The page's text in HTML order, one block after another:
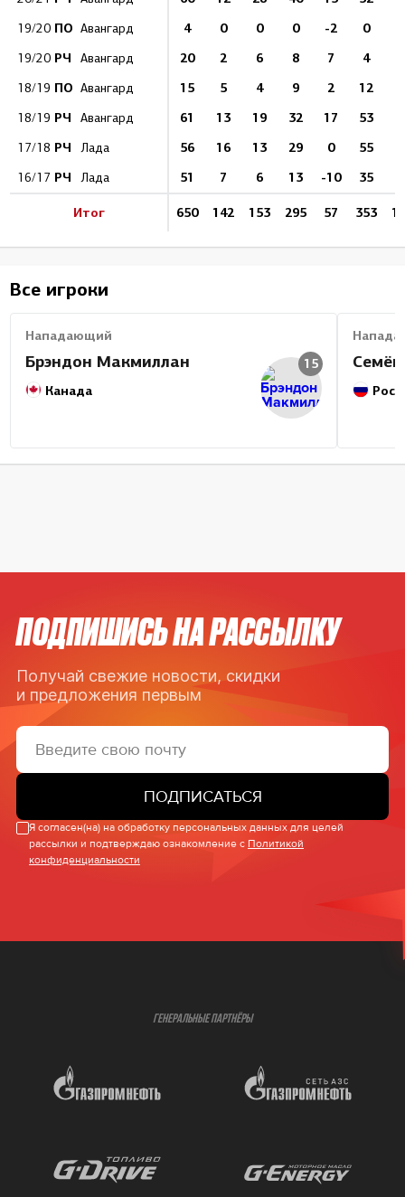
19/20 ПО Авангард 4 0 0 0 -2 0
19/20 РЧ Авангард 20 2 6 8 7 4
18/19 ПО Авангард 15 5 4 9 2 12
18/19 РЧ Авангард 61 13 19 32 17 53
17/18 РЧ Лада 56 16 13 29 0 55
16/17 РЧ Лада 51 7 6 13 -10 35
Итог 650 142 153 295 57 353
Все игроки
Нападающий
Брэндон Макмиллан
Канада
15
ПОДПИШИСЬ НА РАССЫЛКУ
Получай свежие новости, скидки
и предложения первым
ПОДПИСАТЬСЯ
Я согласен(на) на обработку персональных данных для целей
рассылки и подтверждаю ознакомление с Политикой
конфиденциальности
ГЕНЕРАЛЬНЫЕ ПАРТНЁРЫ